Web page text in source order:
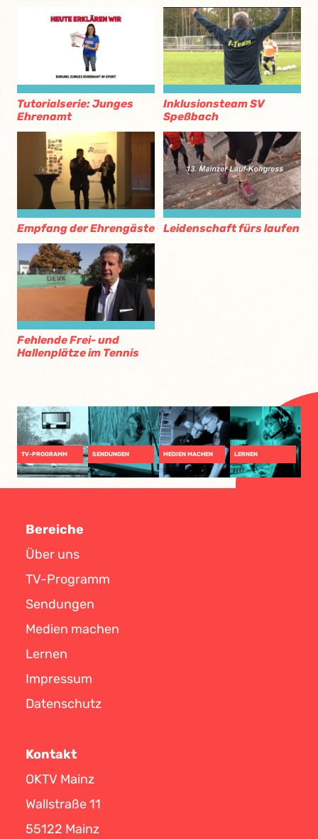
Tutorialserie: Junges
Ehrenamt
Inklusionsteam SV
Speßbach
Empfang der Ehrengäste Leidenschaft fürs laufen
Fehlende Frei- und
Hallenplätze im Tennis
TV-PROGRAMM SENDUNGEN MEDIEN MACHEN LERNEN
Bereiche
Über uns
TV-Programm
Sendungen
Medien machen
Lernen
Impressum
Datenschutz
Kontakt
OKTV Mainz
Wallstraße 11
55122 Mainz